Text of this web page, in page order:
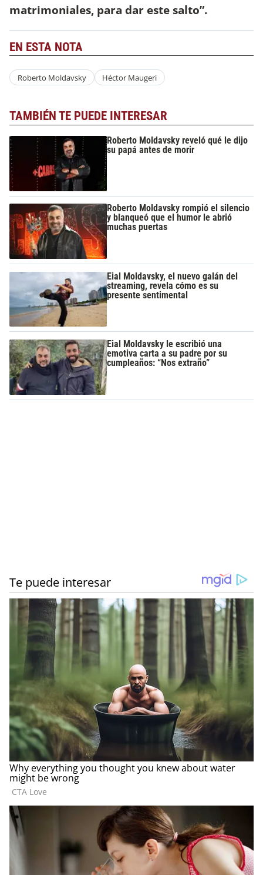
matrimoniales, para dar este salto”.
EN ESTA NOTA
Roberto Moldavsky Héctor Maugeri
TAMBIÉN TE PUEDE INTERESAR
Roberto Moldavsky reveló qué le dijo
su papá antes de morir
Roberto Moldavsky rompió el silencio
y blanqueó que el humor le abrió
muchas puertas
Eial Moldavsky, el nuevo galán del
streaming, revela cómo es su
presente sentimental
Eial Moldavsky le escribió una
emotiva carta a su padre por su
cumpleaños: “Nos extraño”